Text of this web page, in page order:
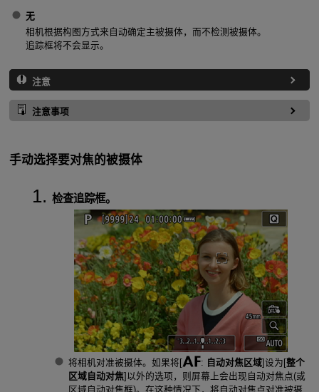
无
相机根据构图方式来自动确定主被摄体，而不检测被摄体。
追踪框将不会显示。
注意
注意事项
手动选择要对焦的被摄体
检查追踪框。
将相机对准被摄体。如果将[ : 自动对焦区域]设为[整个
区域自动对焦]以外的选项，则屏幕上会出现自动对焦点(或
区域自动对焦框)。在这种情况下，将自动对焦点对准被摄